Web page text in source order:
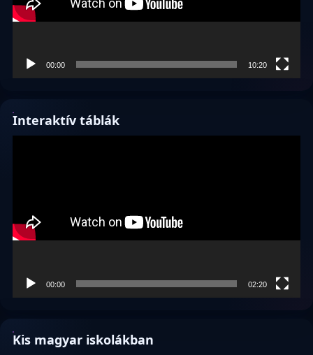
00:00 10:20
Interaktív táblák
00:00 02:20
Kis magyar iskolákban